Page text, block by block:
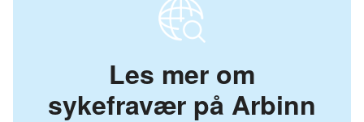
Les mer om
sykefravær på Arbinn